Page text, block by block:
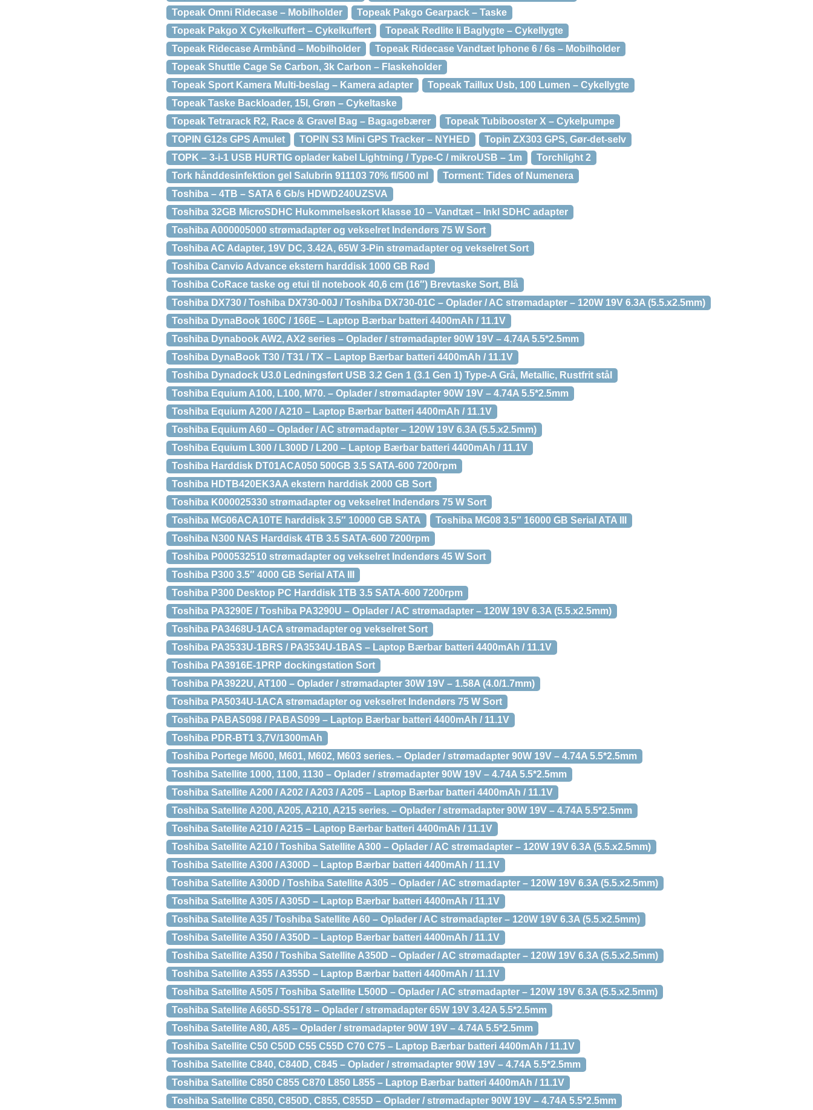
Topeak Omni Ridecase – Mobilholder
Topeak Pakgo Gearpack – Taske
Topeak Pakgo X Cykelkuffert – Cykelkuffert
Topeak Redlite Ii Baglygte – Cykellygte
Topeak Ridecase Armbånd – Mobilholder
Topeak Ridecase Vandtæt Iphone 6 / 6s – Mobilholder
Topeak Shuttle Cage Se Carbon, 3k Carbon – Flaskeholder
Topeak Sport Kamera Multi-beslag – Kamera adapter
Topeak Taillux Usb, 100 Lumen – Cykellygte
Topeak Taske Backloader, 15l, Grøn – Cykeltaske
Topeak Tetrarack R2, Race & Gravel Bag – Bagagebærer
Topeak Tubibooster X – Cykelpumpe
TOPIN G12s GPS Amulet
TOPIN S3 Mini GPS Tracker – NYHED
Topin ZX303 GPS, Gør-det-selv
TOPK – 3-i-1 USB HURTIG oplader kabel Lightning / Type-C / mikroUSB – 1m
Torchlight 2
Tork hånddesinfektion gel Salubrin 911103 70% fl/500 ml
Torment: Tides of Numenera
Toshiba – 4TB – SATA 6 Gb/s HDWD240UZSVA
Toshiba 32GB MicroSDHC Hukommelseskort klasse 10 – Vandtæt – Inkl SDHC adapter
Toshiba A000005000 strømadapter og vekselret Indendørs 75 W Sort
Toshiba AC Adapter, 19V DC, 3.42A, 65W 3-Pin strømadapter og vekselret Sort
Toshiba Canvio Advance ekstern harddisk 1000 GB Rød
Toshiba CoRace taske og etui til notebook 40,6 cm (16″) Brevtaske Sort, Blå
Toshiba DX730 / Toshiba DX730-00J / Toshiba DX730-01C – Oplader / AC strømadapter – 120W 19V 6.3A (5.5.x2.5mm)
Toshiba DynaBook 160C / 166E – Laptop Bærbar batteri 4400mAh / 11.1V
Toshiba Dynabook AW2, AX2 series – Oplader / strømadapter 90W 19V – 4.74A 5.5*2.5mm
Toshiba DynaBook T30 / T31 / TX – Laptop Bærbar batteri 4400mAh / 11.1V
Toshiba Dynadock U3.0 Ledningsført USB 3.2 Gen 1 (3.1 Gen 1) Type-A Grå, Metallic, Rustfrit stål
Toshiba Equium A100, L100, M70. – Oplader / strømadapter 90W 19V – 4.74A 5.5*2.5mm
Toshiba Equium A200 / A210 – Laptop Bærbar batteri 4400mAh / 11.1V
Toshiba Equium A60 – Oplader / AC strømadapter – 120W 19V 6.3A (5.5.x2.5mm)
Toshiba Equium L300 / L300D / L200 – Laptop Bærbar batteri 4400mAh / 11.1V
Toshiba Harddisk DT01ACA050 500GB 3.5 SATA-600 7200rpm
Toshiba HDTB420EK3AA ekstern harddisk 2000 GB Sort
Toshiba K000025330 strømadapter og vekselret Indendørs 75 W Sort
Toshiba MG06ACA10TE harddisk 3.5″ 10000 GB SATA
Toshiba MG08 3.5″ 16000 GB Serial ATA III
Toshiba N300 NAS Harddisk 4TB 3.5 SATA-600 7200rpm
Toshiba P000532510 strømadapter og vekselret Indendørs 45 W Sort
Toshiba P300 3.5″ 4000 GB Serial ATA III
Toshiba P300 Desktop PC Harddisk 1TB 3.5 SATA-600 7200rpm
Toshiba PA3290E / Toshiba PA3290U – Oplader / AC strømadapter – 120W 19V 6.3A (5.5.x2.5mm)
Toshiba PA3468U-1ACA strømadapter og vekselret Sort
Toshiba PA3533U-1BRS / PA3534U-1BAS – Laptop Bærbar batteri 4400mAh / 11.1V
Toshiba PA3916E-1PRP dockingstation Sort
Toshiba PA3922U, AT100 – Oplader / strømadapter 30W 19V – 1.58A (4.0/1.7mm)
Toshiba PA5034U-1ACA strømadapter og vekselret Indendørs 75 W Sort
Toshiba PABAS098 / PABAS099 – Laptop Bærbar batteri 4400mAh / 11.1V
Toshiba PDR-BT1 3,7V/1300mAh
Toshiba Portege M600, M601, M602, M603 series. – Oplader / strømadapter 90W 19V – 4.74A 5.5*2.5mm
Toshiba Satellite 1000, 1100, 1130 – Oplader / strømadapter 90W 19V – 4.74A 5.5*2.5mm
Toshiba Satellite A200 / A202 / A203 / A205 – Laptop Bærbar batteri 4400mAh / 11.1V
Toshiba Satellite A200, A205, A210, A215 series. – Oplader / strømadapter 90W 19V – 4.74A 5.5*2.5mm
Toshiba Satellite A210 / A215 – Laptop Bærbar batteri 4400mAh / 11.1V
Toshiba Satellite A210 / Toshiba Satellite A300 – Oplader / AC strømadapter – 120W 19V 6.3A (5.5.x2.5mm)
Toshiba Satellite A300 / A300D – Laptop Bærbar batteri 4400mAh / 11.1V
Toshiba Satellite A300D / Toshiba Satellite A305 – Oplader / AC strømadapter – 120W 19V 6.3A (5.5.x2.5mm)
Toshiba Satellite A305 / A305D – Laptop Bærbar batteri 4400mAh / 11.1V
Toshiba Satellite A35 / Toshiba Satellite A60 – Oplader / AC strømadapter – 120W 19V 6.3A (5.5.x2.5mm)
Toshiba Satellite A350 / A350D – Laptop Bærbar batteri 4400mAh / 11.1V
Toshiba Satellite A350 / Toshiba Satellite A350D – Oplader / AC strømadapter – 120W 19V 6.3A (5.5.x2.5mm)
Toshiba Satellite A355 / A355D – Laptop Bærbar batteri 4400mAh / 11.1V
Toshiba Satellite A505 / Toshiba Satellite L500D – Oplader / AC strømadapter – 120W 19V 6.3A (5.5.x2.5mm)
Toshiba Satellite A665D-S5178 – Oplader / strømadapter 65W 19V 3.42A 5.5*2.5mm
Toshiba Satellite A80, A85 – Oplader / strømadapter 90W 19V – 4.74A 5.5*2.5mm
Toshiba Satellite C50 C50D C55 C55D C70 C75 – Laptop Bærbar batteri 4400mAh / 11.1V
Toshiba Satellite C840, C840D, C845 – Oplader / strømadapter 90W 19V – 4.74A 5.5*2.5mm
Toshiba Satellite C850 C855 C870 L850 L855 – Laptop Bærbar batteri 4400mAh / 11.1V
Toshiba Satellite C850, C850D, C855, C855D – Oplader / strømadapter 90W 19V – 4.74A 5.5*2.5mm